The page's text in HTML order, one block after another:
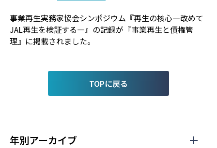
年別アーカイブ
事業再生実務家協会シンポジウム『再生の核心―改めて
JAL再生を検証する―』の記録が『事業再生と債権管
理』に掲載されました。
TOPに戻る